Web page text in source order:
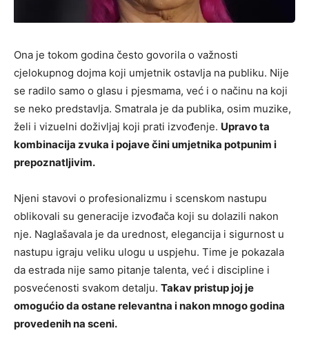
Ona je tokom godina često govorila o važnosti
cjelokupnog dojma koji umjetnik ostavlja na publiku. Nije
se radilo samo o glasu i pjesmama, već i o načinu na koji
se neko predstavlja. Smatrala je da publika, osim muzike,
želi i vizuelni doživljaj koji prati izvođenje. Upravo ta
kombinacija zvuka i pojave čini umjetnika potpunim i
prepoznatljivim.
Njeni stavovi o profesionalizmu i scenskom nastupu
oblikovali su generacije izvođača koji su dolazili nakon
nje. Naglašavala je da urednost, elegancija i sigurnost u
nastupu igraju veliku ulogu u uspjehu. Time je pokazala
da estrada nije samo pitanje talenta, već i discipline i
posvećenosti svakom detalju. Takav pristup joj je
omogućio da ostane relevantna i nakon mnogo godina
provedenih na sceni.